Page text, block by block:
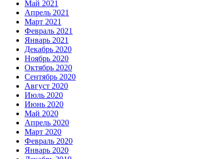
Май 2021
Апрель 2021
Март 2021
Февраль 2021
Январь 2021
Декабрь 2020
Ноябрь 2020
Октябрь 2020
Сентябрь 2020
Август 2020
Июль 2020
Июнь 2020
Май 2020
Апрель 2020
Март 2020
Февраль 2020
Январь 2020